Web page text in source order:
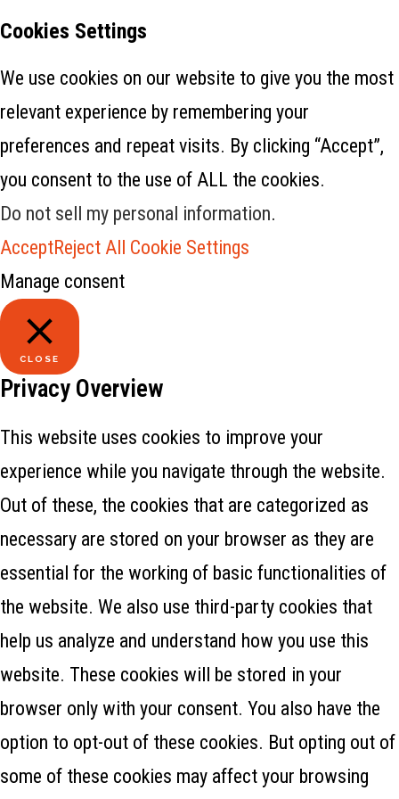
Cookies Settings
We use cookies on our website to give you the most
relevant experience by remembering your
preferences and repeat visits. By clicking “Accept”,
you consent to the use of ALL the cookies.
Do not sell my personal information.
AcceptReject All Cookie Settings
Manage consent
CLOSE
Privacy Overview
This website uses cookies to improve your
experience while you navigate through the website.
Out of these, the cookies that are categorized as
necessary are stored on your browser as they are
essential for the working of basic functionalities of
the website. We also use third-party cookies that
help us analyze and understand how you use this
website. These cookies will be stored in your
browser only with your consent. You also have the
option to opt-out of these cookies. But opting out of
some of these cookies may affect your browsing